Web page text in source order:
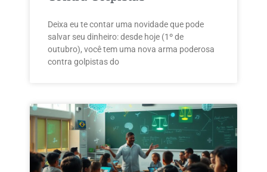
Deixa eu te contar uma novidade que pode
salvar seu dinheiro: desde hoje (1º de
outubro), você tem uma nova arma poderosa
contra golpistas do